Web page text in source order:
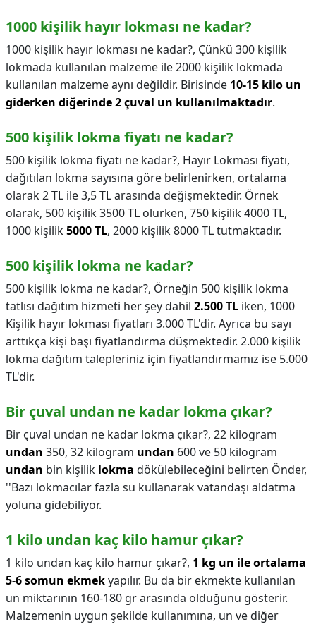
1000 kişilik hayır lokması ne kadar?
1000 kişilik hayır lokması ne kadar?, Çünkü 300 kişilik
lokmada kullanılan malzeme ile 2000 kişilik lokmada
kullanılan malzeme aynı değildir. Birisinde 10-15 kilo un
giderken diğerinde 2 çuval un kullanılmaktadır.
500 kişilik lokma fiyatı ne kadar?
500 kişilik lokma fiyatı ne kadar?, Hayır Lokması fiyatı,
dağıtılan lokma sayısına göre belirlenirken, ortalama
olarak 2 TL ile 3,5 TL arasında değişmektedir. Örnek
olarak, 500 kişilik 3500 TL olurken, 750 kişilik 4000 TL,
1000 kişilik5000 TL, 2000 kişilik 8000 TL tutmaktadır.
500 kişilik lokma ne kadar?
500 kişilik lokma ne kadar?, Örneğin 500 kişilik lokma
tatlısı dağıtım hizmeti her şey dahil 2.500 TL iken, 1000
Kişilik hayır lokması fiyatları 3.000 TL'dir. Ayrıca bu sayı
arttıkça kişi başı fiyatlandırma düşmektedir. 2.000 kişilik
lokma dağıtım talepleriniz için fiyatlandırmamız ise 5.000
TL'dir.
Bir çuval undan ne kadar lokma çıkar?
Bir çuval undan ne kadar lokma çıkar?, 22 kilogram
undan 350, 32 kilogram undan 600 ve 50 kilogram
undan bin kişilik lokma dökülebileceğini belirten Önder,
''Bazı lokmacılar fazla su kullanarak vatandaşı aldatma
yoluna gidebiliyor.
1 kilo undan kaç kilo hamur çıkar?
1 kilo undan kaç kilo hamur çıkar?, 1 kg un ile ortalama
5-6 somun ekmekyapılır. Bu da bir ekmekte kullanılan
un miktarının 160-180 gr arasında olduğunu gösterir.
Malzemenin uygun şekilde kullanımına, un ve diğer